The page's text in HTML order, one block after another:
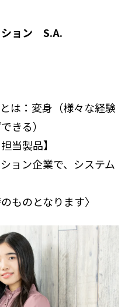
ョン S.A.
は：変身（様々な経験
きる）
当製品】
ョン企業で、システム
ものとなります〉